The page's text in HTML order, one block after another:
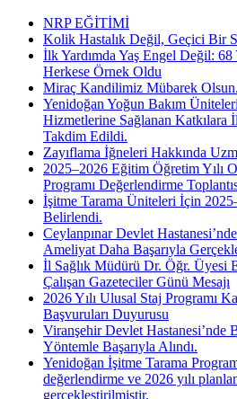
NRP EĞİTİMİ
Kolik Hastalık Değil, Geçici Bir
İlk Yardımda Yaş Engel Değil: 68
Herkese Örnek Oldu
Miraç Kandilimiz Mübarek Olsun.
Yenidoğan Yoğun Bakım
Hizmetlerine Sağlanan Katkılara
Takdim Edildi.
Zayıflama İğneleri Hakkında
2025–2026 Eğitim Öğretim Yılı
Programı Değerlendirme
İşitme Tarama Üniteleri İçin
Belirlendi.
Ceylanpınar Devlet
Ameliyat Daha Başarıyla
İl Sağlık Müdürü Dr. Öğr. Üyesi
Çalışan Gazeteciler Günü Mesajı
2026 Yılı Ulusal Staj Programı
Başvuruları Duyurusu
Viranşehir Devlet Hastanesi’nde
Yöntemle Başarıyla Alındı.
Yenidoğan İşitme Tarama
değerlendirme ve 2026 yılı
gerçekleştirilmiştir.